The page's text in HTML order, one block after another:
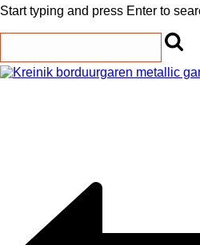
Start typing and press Enter to